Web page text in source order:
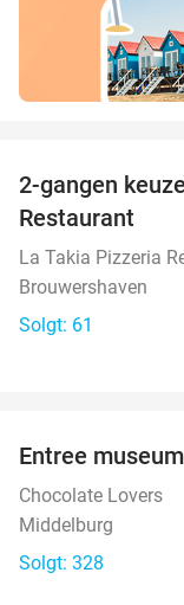
2-gangen
Restaurant
La Takia Pizzeria
Brouwershaven
Solgt: 61
Entree
Chocolate Lovers
Middelburg
Solgt: 328